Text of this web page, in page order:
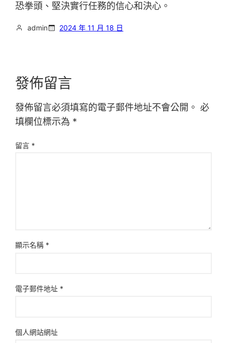
恐拳頭、堅決實行任務的信心和決心。
admin 2024 年 11 月 18 日
發佈留言
發佈留言必須填寫的電子郵件地址不會公開。 必
填欄位標示為 *
留言 *
顯示名稱 *
電子郵件地址 *
個人網站網址